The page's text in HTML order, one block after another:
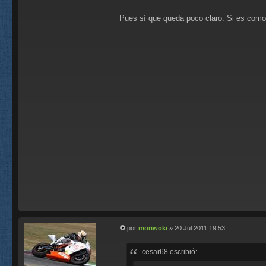
Pues sí que queda poco claro. Si es
por moriwoki » 20 Jul 2011 19:53
cesar68 escribió: